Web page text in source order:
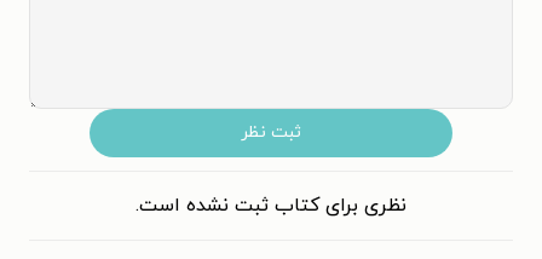
زندگی می‌کند.
کاترین به گفته‌ی خودش یکی از مسخره‌ترین مسیرها را برای
ثبت نظر
نظری برای کتاب ثبت نشده است.